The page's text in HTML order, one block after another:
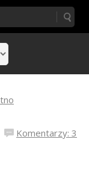
Komentarzy: 3